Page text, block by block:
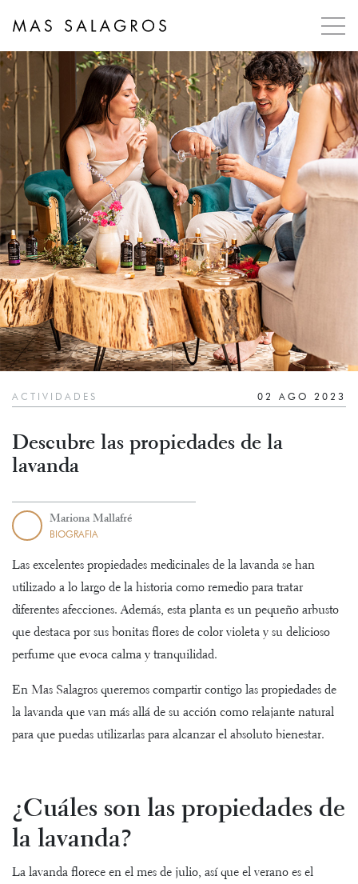
ACTIVIDADES 02 AGO 2023
Descubre las propiedades de la
lavanda
Mariona Mallafré
BIOGRAFIA
Las excelentes propiedades medicinales de la lavanda se han
utilizado a lo largo de la historia como remedio para tratar
diferentes afecciones. Además, esta planta es un pequeño arbusto
que destaca por sus bonitas flores de color violeta y su delicioso
perfume que evoca calma y tranquilidad.
En Mas Salagros queremos compartir contigo las propiedades de
la lavanda que van más allá de su acción como relajante natural
para que puedas utilizarlas para alcanzar el absoluto bienestar.
¿Cuáles son las propiedades de
la lavanda?
La lavanda florece en el mes de julio, así que el verano es el